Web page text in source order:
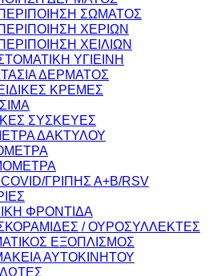
ΣΩΜΑΤΟΣ
ΧΕΡΙΩΝ
ΧΕΙΛΙΩΝ
ΥΓΙΕΙΝΗ
ΔΕΡΜΑΤΟΣ
ΚΡΕΜΕΣ
ΣΥΣΚΕΥΕΣ
ΔΑΚΤΥΛΟΥ
ΓΡΙΠΗΣ Α+Β/RSV
ΦΡΟΝΤΙΔΑ
/ ΟΥΡΟΣΥΛΛΕΚΤΕΣ
ΕΞΟΠΛΙΣΜΟΣ
ΑΥΤΟΚΙΝΗΤΟΥ